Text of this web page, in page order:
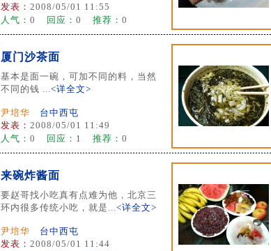
发表： 2008/05/01 11:55
人气： 0 回应： 0 推荐： 0
厦门沙茶面
基本是面一碗，可加不同的料，当然
不同的钱 ...<详全文>
尹培华
台中西屯
发表： 2008/05/01 11:49
人气： 0 回应： 1 推荐： 0
来碗炸酱面
要赵哥找小吃真有点难为他，北京三
环内很多传统小吃，就是...<详全文>
尹培华
台中西屯
发表： 2008/05/01 11:44